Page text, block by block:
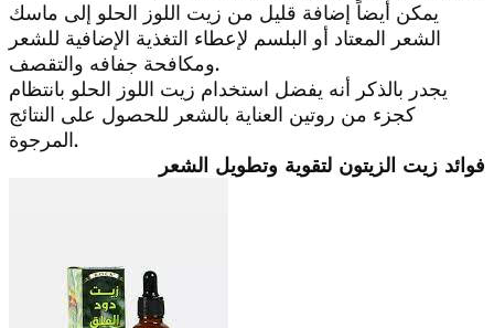
يمكن أيضاً إضافة قليل من زيت اللوز الحلو إلى ماسك
الشعر المعتاد أو البلسم لإعطاء التغذية الإضافية للشعر
ومكافحة جفافه والتقصف.
يجدر بالذكر أنه يفضل استخدام زيت اللوز الحلو بانتظام
كجزء من روتين العناية بالشعر للحصول على النتائج
المرجوة.
فوائد زيت الزيتون لتقوية وتطويل الشعر